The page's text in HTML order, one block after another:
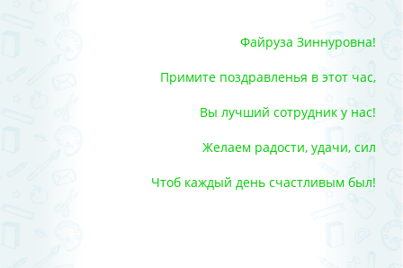
Файруза Зиннуровна!
Примите поздравленья в этот час,
Вы лучший сотрудник у нас!
Желаем радости, удачи, сил
Чтоб каждый день счастливым был!